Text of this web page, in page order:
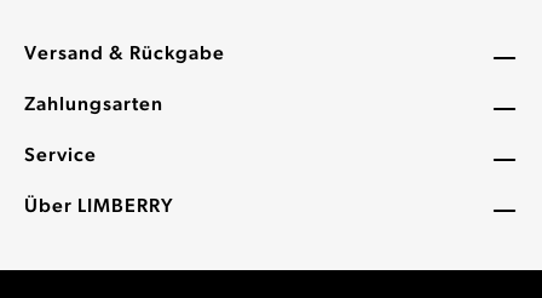
Versand & Rückgabe
Zahlungsarten
Service
Über LIMBERRY